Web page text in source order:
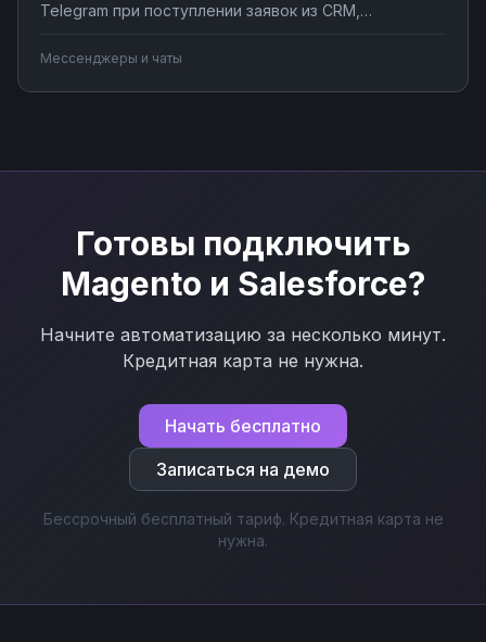
Telegram при поступлении заявок из CRM,
запросов, синхронизируйте сообщения с системами
учета. Подключите мессенджер к вашим бизнес-
процессам через Nodul без программирования за
Мессенджеры и чаты
Готовы подключить
Magento и Salesforce?
Начните автоматизацию за несколько минут.
Кредитная карта не нужна.
Начать бесплатно
Записаться на демо
Бессрочный бесплатный тариф. Кредитная карта не
нужна.